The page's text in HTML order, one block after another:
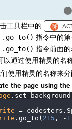
工具栏中的
.go_to() 指令中的
.go_to() 指令前面
通过使用精灵的名
使用精灵的名称来
the page using
.
=· codesters .
. go_to( 215 , -